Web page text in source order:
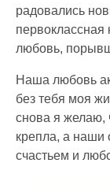
радовались
первоклассная
любовь,
Наша любовь
без тебя моя
снова я желаю,
крепла, а наши
счастьем и